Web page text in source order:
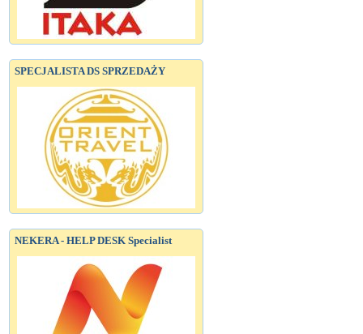
SPECJALISTA DS SPRZEDAŻY
NEKERA - HELP DESK Specialist